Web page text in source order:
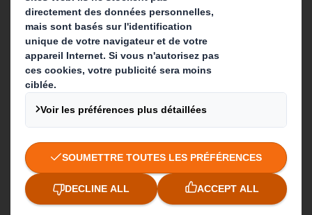
Services de recyclage
Contact
Nos implantations
Contactez-nous